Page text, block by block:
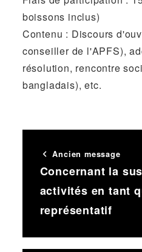
boissons inclus)
Contenu : Discours
conseiller de l'APFS),
résolution, rencontre
bangladais), etc.
Ancien message
Concernant la
activités en tant
représentatif